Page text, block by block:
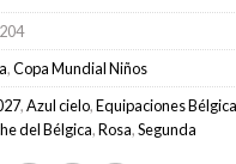
,Copa Mundial Niños
,Azul cielo,Equipaciones Bélgica
del Bélgica,Rosa,Segunda